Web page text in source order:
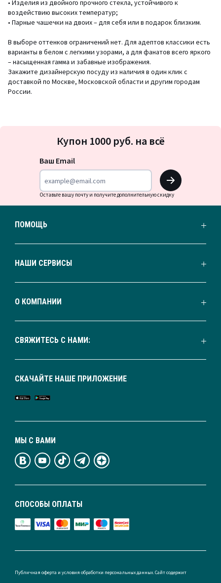
• Изделия из двойного прочного стекла, устойчивого к
воздействию высоких температур;
• Парные чашечки на двоих – для себя или в подарок близким.
В выборе оттенков ограничений нет. Для адептов классики есть
варианты в белом с легкими узорами, а для фанатов всего яркого
– насыщенная гамма и забавные изображения.
Закажите дизайнерскую посуду из наличия в один клик с
доставкой по Москве, Московской области и другим городам
России.
на
Купон 1000 руб. на всё
Ваш Email
OK
Оставьте вашу почту и получите дополнительную скидку
ПОМОЩЬ
НАШИ СЕРВИСЫ
О КОМПАНИИ
СВЯЖИТЕСЬ С НАМИ:
СПОСОБЫ ОПЛАТЫ
МЫ С ВАМИ
СКАЧАЙТЕ НАШЕ ПРИЛОЖЕНИЕ
Публичная оферта и условия обработки персональных данных. Сайт содержит